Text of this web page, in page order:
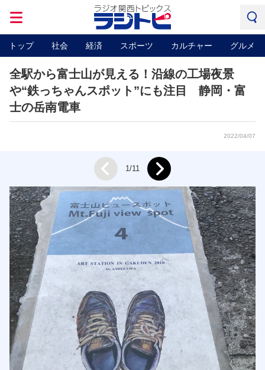
トップ 社会 経済 スポーツ カルチャー グルメ
全駅から富士山が見える！沿線の工場夜景
や“鉄っちゃんスポット”にも注目 静岡・富
士の岳南電車
2022/04/07
Prev 1/11 Next